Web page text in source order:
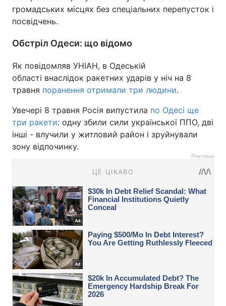
громадських місцях без спеціальних перепусток і
посвідчень.
Обстріл Одеси: що відомо
Як повідомляв УНІАН, в Одеській
області внаслідок ракетних ударів у ніч на 8
травня поранення отримали три людини.
Увечері 8 травня Росія випустила по Одесі ще
три ракети: одну збили сили української ППО, дві
інші - влучили у житловий район і зруйнували
зону відпочинку.
Реклама